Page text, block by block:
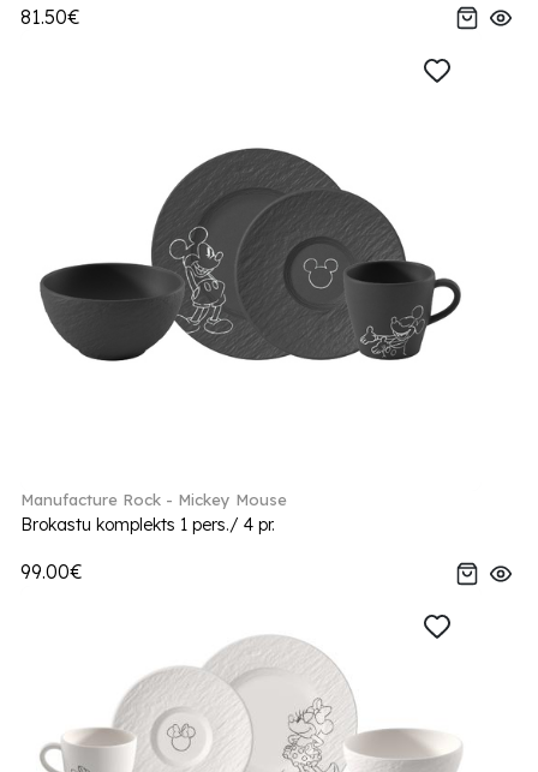
81.50€
Manufacture Rock - Mickey Mouse
Brokastu komplekts 1 pers./ 4 pr.
99.00€